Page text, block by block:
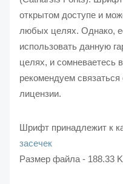
открытом доступе и
любых целях. Однако,
использовать данную
целях, и сомневаетесь
рекомендуем связаться
лицензии.
Шрифт принадлежит к
засечек
Размер файла - 188.33